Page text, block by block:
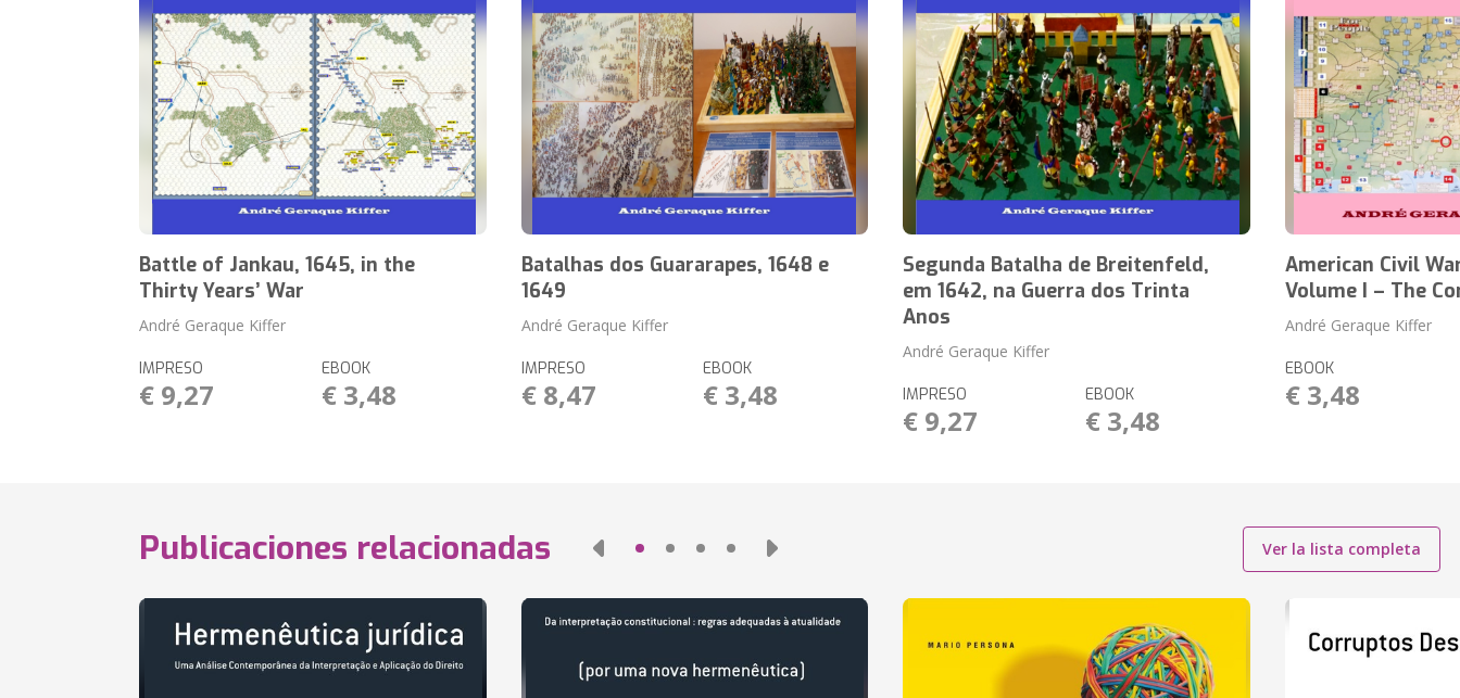
Battle of Jankau, 1645, in the
Thirty Years’ War
André Geraque Kiffer
IMPRESO
€ 9,27
EBOOK
€ 3,48
Batalhas dos Guararapes, 1648 e
1649
André Geraque Kiffer
IMPRESO
€ 8,47
EBOOK
€ 3,48
Segunda Batalha de Breitenfeld,
em 1642, na Guerra dos Trinta
Anos
André Geraque Kiffer
IMPRESO
€ 9,27
EBOOK
€ 3,48
American Civil
Volume I – The
André Geraque Kiffer
EBOOK
€ 3,48
Publicaciones relacionadas Ver la lista completa